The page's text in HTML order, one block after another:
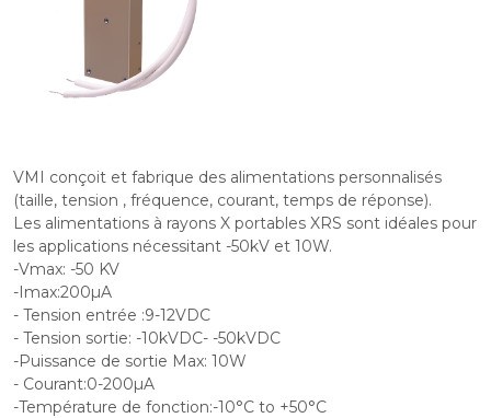
VMI conçoit et fabrique des alimentations personnalisés
(taille, tension , fréquence, courant, temps de réponse).
Les alimentations à rayons X portables XRS sont idéales pour
les applications nécessitant -50kV et 10W.
-Vmax: -50 KV
-Imax:200µA
- Tension entrée :9-12VDC
- Tension sortie: -10kVDC- -50kVDC
-Puissance de sortie Max: 10W
- Courant:0-200µA
-Température de fonction:-10°C to +50°C